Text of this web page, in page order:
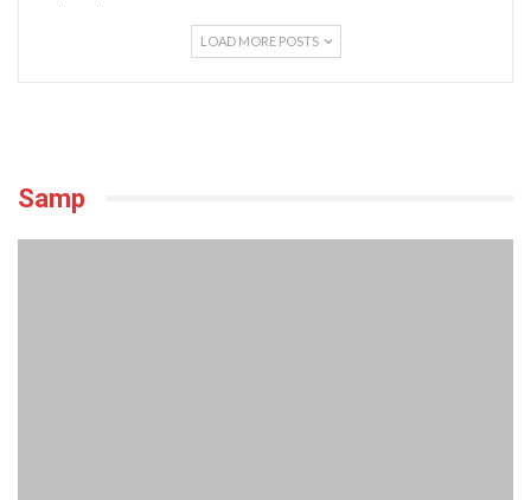
LOAD MORE POSTS
Samp